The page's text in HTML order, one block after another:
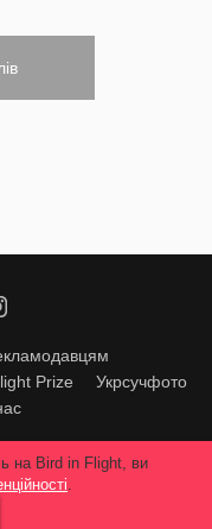
Prize
Укрсучфото
тільки за згодою
Flight.
на Bird in Flight, ви
.